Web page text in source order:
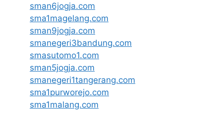
sman6jogja.com
sma1magelang.com
sman9jogja.com
smanegeri3bandung.com
smasutomo1.com
sman5jogja.com
smanegeri1tangerang.com
sma1purworejo.com
sma1malang.com